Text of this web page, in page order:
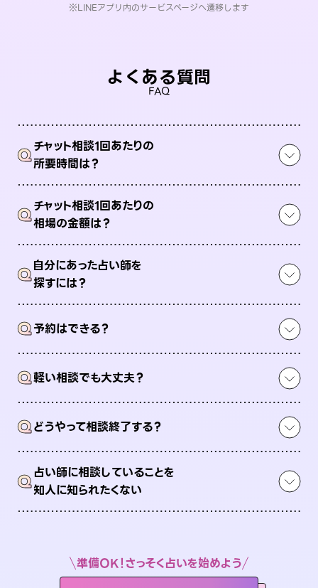
※LINEアプリ内のサービスページへ遷移します
よくある質問
FAQ
Qチャット相談1回あたりの
所要時間は？
Qチャット相談1回あたりの
相場の金額は？
Q自分にあった占い師を
探すには？
Q予約はできる？
Q軽い相談でも大丈夫？
Qどうやって相談終了する？
Q占い師に相談していることを
知人に知られたくない
準備OK！さっそく占いを始めよう